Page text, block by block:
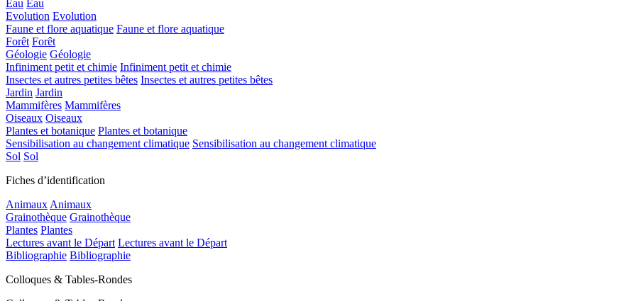
Eau Eau
Evolution Evolution
Faune et flore aquatique Faune et flore aquatique
Forêt Forêt
Géologie Géologie
Infiniment petit et chimie Infiniment petit et chimie
Insectes et autres petites bêtes Insectes et autres petites bêtes
Jardin Jardin
Mammifères Mammifères
Oiseaux Oiseaux
Plantes et botanique Plantes et botanique
Sensibilisation au changement climatique Sensibilisation au changement climatique
Sol Sol
Fiches d’identification
Animaux Animaux
Grainothèque Grainothèque
Plantes Plantes
Lectures avant le Départ Lectures avant le Départ
Bibliographie Bibliographie
Colloques & Tables-Rondes